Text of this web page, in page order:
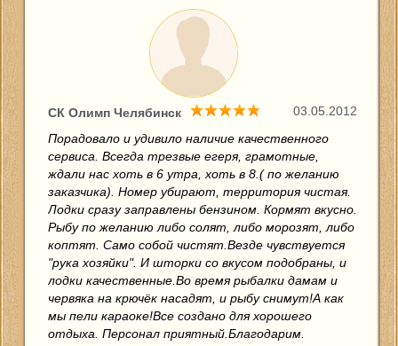
03.05.2012
СК Олимп Челябинск
Порадовало и удивило наличие качественного
сервиса. Всегда трезвые егеря, грамотные,
ждали нас хоть в 6 утра, хоть в 8.( по желанию
заказчика). Номер убирают, территория чистая.
Лодки сразу заправлены бензином. Кормят вкусно.
Рыбу по желанию либо солят, либо морозят, либо
коптят. Само собой чистят.Везде чувствуется
"рука хозяйки". И шторки со вкусом подобраны, и
лодки качественные.Во время рыбалки дамам и
червяка на крючёк насадят, и рыбу снимут!А как
мы пели караоке!Все создано для хорошего
отдыха. Персонал приятный.Благодарим.